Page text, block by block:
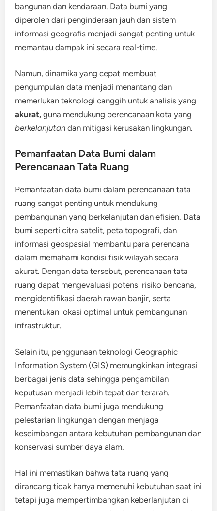
bangunan dan kendaraan. Data bumi yang
diperoleh dari penginderaan jauh dan sistem
informasi geografis menjadi sangat penting untuk
memantau dampak ini secara real-time.
Namun, dinamika yang cepat membuat
pengumpulan data menjadi menantang dan
memerlukan teknologi canggih untuk analisis yang
akurat, guna mendukung perencanaan kota yang
berkelanjutan dan mitigasi kerusakan lingkungan.
Pemanfaatan Data Bumi dalam
Perencanaan Tata Ruang
Pemanfaatan data bumi dalam perencanaan tata
ruang sangat penting untuk mendukung
pembangunan yang berkelanjutan dan efisien. Data
bumi seperti citra satelit, peta topografi, dan
informasi geospasial membantu para perencana
dalam memahami kondisi fisik wilayah secara
akurat. Dengan data tersebut, perencanaan tata
ruang dapat mengevaluasi potensi risiko bencana,
mengidentifikasi daerah rawan banjir, serta
menentukan lokasi optimal untuk pembangunan
infrastruktur.
Selain itu, penggunaan teknologi Geographic
Information System (GIS) memungkinkan integrasi
berbagai jenis data sehingga pengambilan
keputusan menjadi lebih tepat dan terarah.
Pemanfaatan data bumi juga mendukung
pelestarian lingkungan dengan menjaga
keseimbangan antara kebutuhan pembangunan dan
konservasi sumber daya alam.
Hal ini memastikan bahwa tata ruang yang
dirancang tidak hanya memenuhi kebutuhan saat ini
tetapi juga mempertimbangkan keberlanjutan di